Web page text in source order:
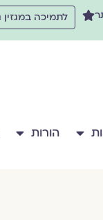
לתמיכה במגזין
הורות